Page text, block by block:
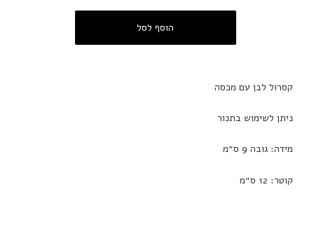
קסרול לבן עם מכסה
ניתן לשימוש בתנור
מידה: גובה 9 ס״מ
קוטר: 12 ס״מ